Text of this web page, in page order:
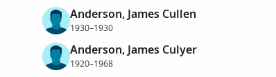
Anderson, James Cullen
1930–1930
Anderson, James Culyer
1920–1968